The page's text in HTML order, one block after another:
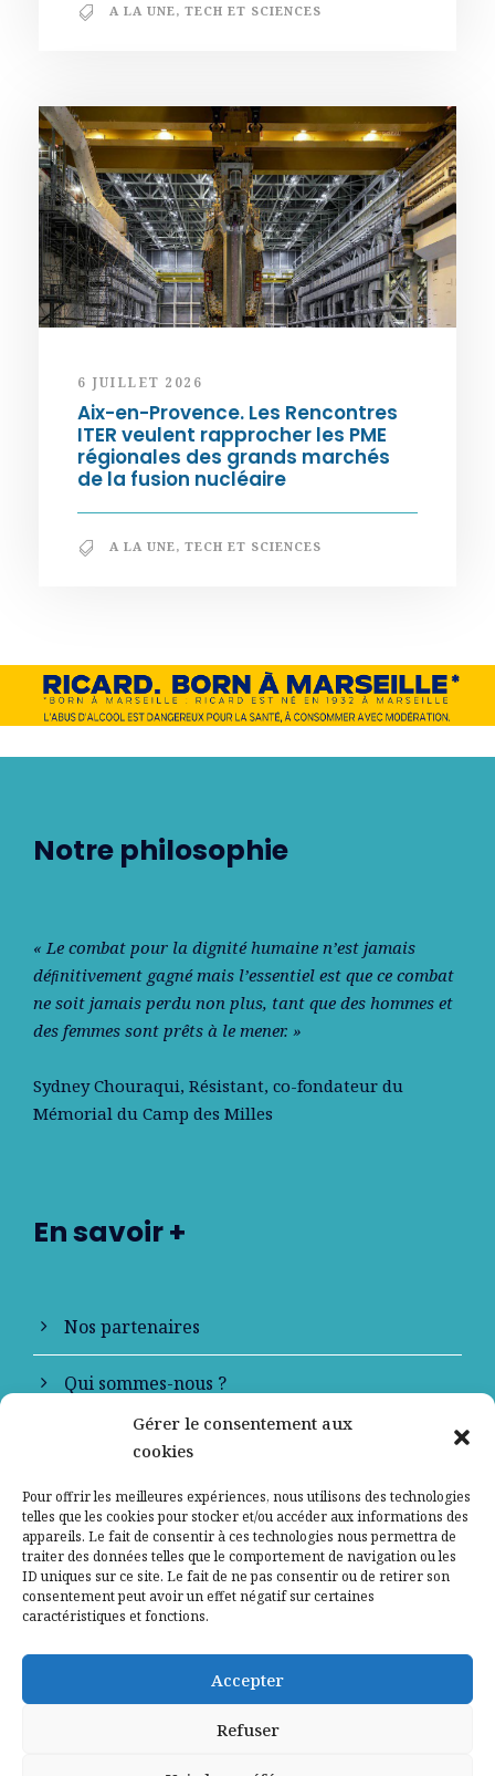
Gérer le consentement aux
cookies
Pour offrir les meilleures expériences, nous utilisons des technologies
telles que les cookies pour stocker et/ou accéder aux informations des
appareils. Le fait de consentir à ces technologies nous permettra de
traiter des données telles que le comportement de navigation ou les
ID uniques sur ce site. Le fait de ne pas consentir ou de retirer son
consentement peut avoir un effet négatif sur certaines
caractéristiques et fonctions.
Accepter
Refuser
A LA UNE, TECH ET SCIENCES
6 JUILLET 2026
Aix-en-Provence. Les Rencontres
ITER veulent rapprocher les PME
régionales des grands marchés
de la fusion nucléaire
A LA UNE, TECH ET SCIENCES
Notre philosophie
« Le combat pour la dignité humaine n’est jamais
déﬁnitivement gagné mais l’essentiel est que ce combat
ne soit jamais perdu non plus, tant que des hommes et
des femmes sont prêts à le mener. »
Sydney Chouraqui, Résistant, co-fondateur du
Mémorial du Camp des Milles
En savoir +
Nos partenaires
Qui sommes-nous ?
Contactez-nous
Mentions légales
Politique de confidentialité